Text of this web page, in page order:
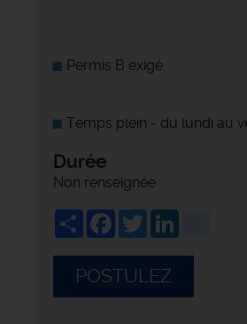
Permis B exigé
Temps plein - du lundi au
Durée
Non renseignée
ShareFacebook
Twitter
POSTULEZ